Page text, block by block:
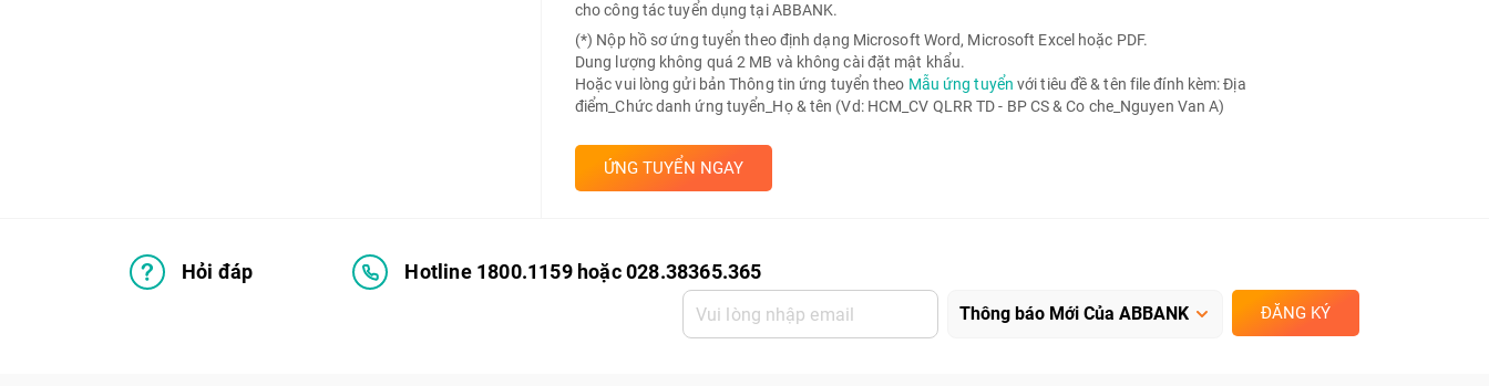
cho công tác tuyển dụng tại ABBANK.
(*) Nộp hồ sơ ứng tuyển theo định dạng Microsoft Word, Microsoft Excel hoặc PDF.
Dung lượng không quá 2 MB và không cài đặt mật khẩu.
Hoặc vui lòng gửi bản Thông tin ứng tuyển theo Mẫu ứng tuyển với tiêu đề & tên file đính kèm: Địa
điểm_Chức danh ứng tuyển_Họ & tên (Vd: HCM_CV QLRR TD - BP CS & Co che_Nguyen Van A)
ỨNG TUYỂN NGAY
Hỏi đáp Hotline 1800.1159 hoặc 028.38365.365
ĐĂNG KÝ